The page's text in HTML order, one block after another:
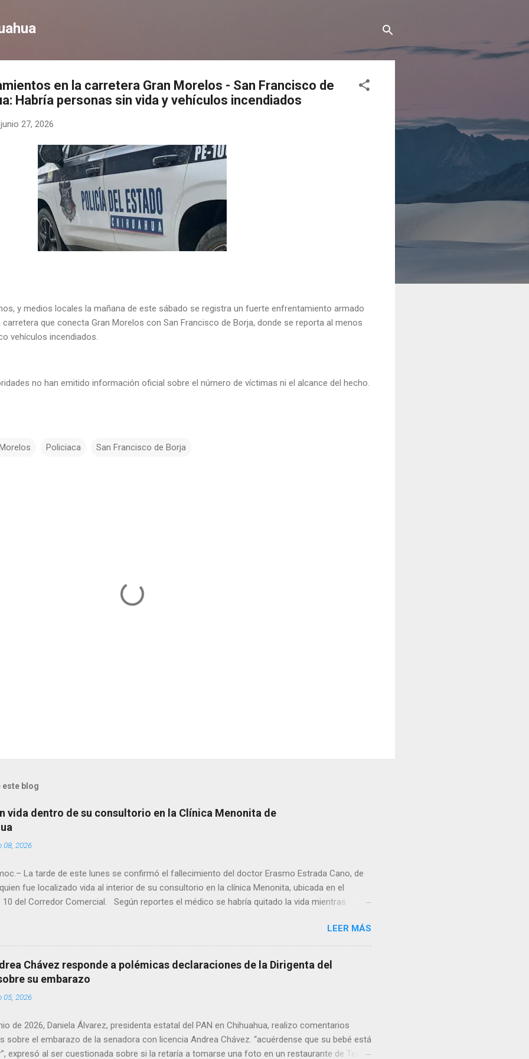
en la carretera Gran Morelos - San Francisco de
Habría personas sin vida y vehículos incendiados
junio 27, 2026
y medios locales la mañana de este sábado se registra un fuerte enfrentamiento armado
que conecta Gran Morelos con San Francisco de Borja, donde se reporta al menos
vehículos incendiados.
no han emitido información oficial sobre el número de víctimas ni el alcance del hecho.
Policiaca San Francisco de Borja
este blog
vida dentro de su consultorio en la Clínica Menonita de
08, 2026
La tarde de este lunes se confirmó el fallecimiento del doctor Erasmo Estrada Cano, de
fue localizado vida al interior de su consultorio en la clínica Menonita, ubicada en el
del Corredor Comercial. Según reportes el médico se habría quitado la vida mientras
ya sin signos vitales. Erasmo Estrada, quien se desempeñó como presidente del Club
el periodo 2023–2024, era un médico reconocido en la región.
LEER MÁS
Chávez responde a polémicas declaraciones de la Dirigenta del
su embarazo
05, 2026
de 2026, Daniela Álvarez, presidenta estatal del PAN en Chihuahua, realizo comentarios
sobre el embarazo de la senadora con licencia Andrea Chávez. “acuérdense que su bebé está
expresó al ser cuestionada sobre si la retaría a tomarse una foto en un restaurante de Texas